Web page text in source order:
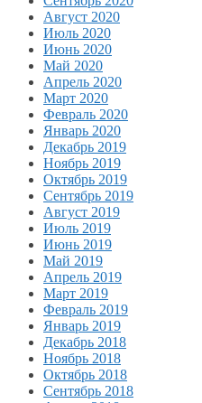
Август 2020
Июль 2020
Июнь 2020
Май 2020
Апрель 2020
Март 2020
Февраль 2020
Январь 2020
Декабрь 2019
Ноябрь 2019
Октябрь 2019
Сентябрь 2019
Август 2019
Июль 2019
Июнь 2019
Май 2019
Апрель 2019
Март 2019
Февраль 2019
Январь 2019
Декабрь 2018
Ноябрь 2018
Октябрь 2018
Сентябрь 2018